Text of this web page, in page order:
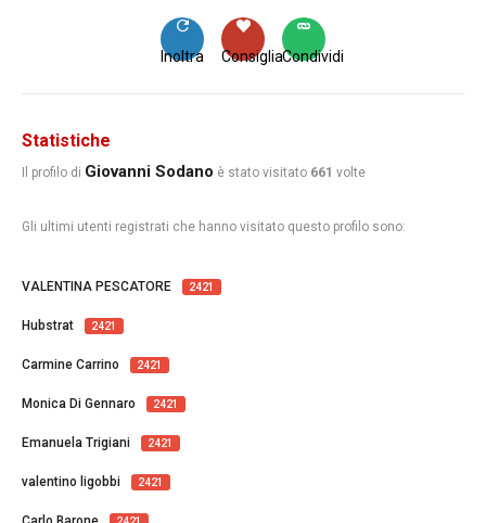
Condividi
Consiglia
Inoltra
Statistiche
Il profilo di Giovanni Sodano è stato visitato 661 volte
Gli ultimi utenti registrati che hanno visitato questo profilo sono:
VALENTINA PESCATORE 2421
Hubstrat 2421
Carmine Carrino 2421
Monica Di Gennaro 2421
Emanuela Trigiani 2421
valentino ligobbi 2421